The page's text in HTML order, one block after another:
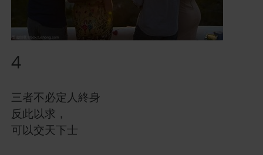
4
三者不必定人終身
反此以求，
可以交天下士